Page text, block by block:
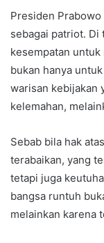
Presiden
sebagai patriot. Di
kesempatan
bukan hanya
warisan kebijakan
kelemahan,
Sebab bila hak
terabaikan, yang
tetapi juga
bangsa runtuh
melainkan karena